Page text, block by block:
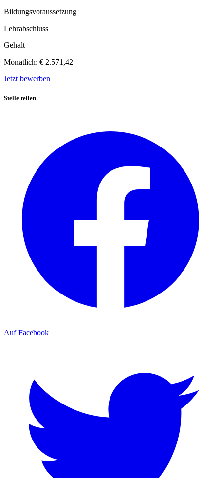
Bildungsvoraussetzung
Lehrabschluss
Gehalt
Monatlich: € 2.571,42
Jetzt bewerben
Stelle teilen
Auf Facebook